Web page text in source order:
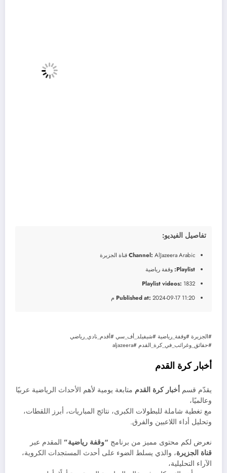
تفاصيل الفيديو:
Channel: AlJazeera Arabic قناة الجزيرة
Playlist: وقفة رياضية
Playlist videos: 1832
Published at: 2024-09-17 11:20 م
#الجزيرة #وقفة_رياضية #شيفيلد_أف_سي #أقدم_نادي_رياضي
#حقائق_وغرائب_في_كرة_القدم #aljazeera
أخبار كرة القدم
يقدّم قسم أخبار كرة القدم متابعة يومية لأهم الأحداث الرياضية عربيًا
وعالميًا،
مع تغطية شاملة للبطولات الكبرى، نتائج المباريات، أبرز اللقطات،
وتحليل أداء اللاعبين والفرق.
نعرض لكم محتوى مميز من برنامج “وقفة رياضية” المقدم عبر
قناة الجزيرة، والذي يسلط الضوء على أحدث المستجدات الكروية،
الآراء التحليلية،